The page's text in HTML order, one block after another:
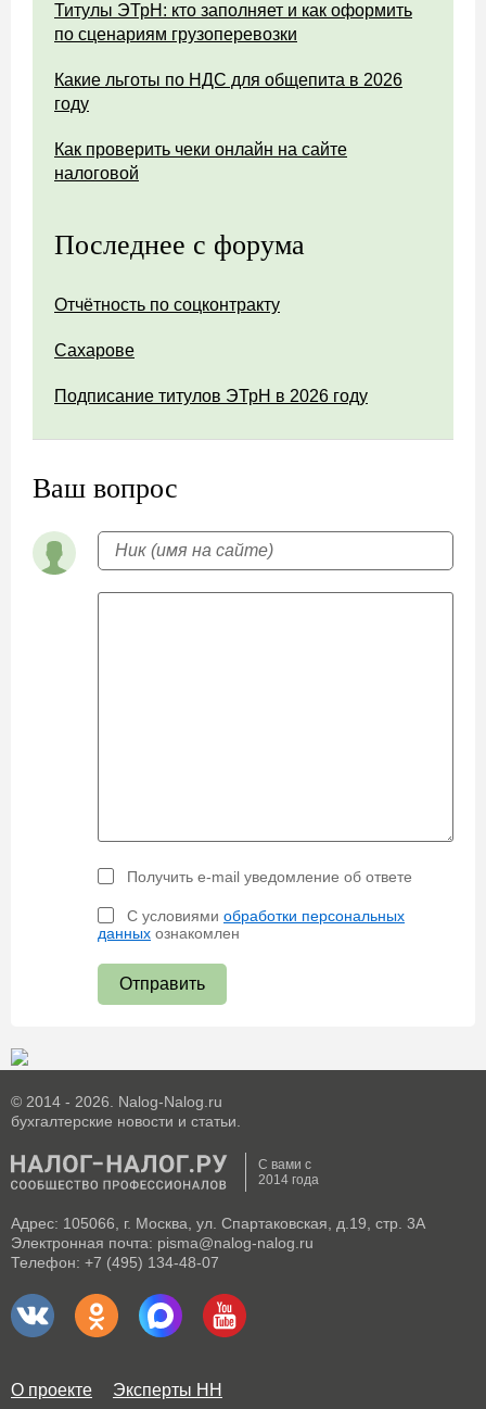
Титулы ЭТрН: кто заполняет и как оформить
по сценариям грузоперевозки
Какие льготы по НДС для общепита в 2026
году
Как проверить чеки онлайн на сайте
налоговой
Последнее с форума
Отчётность по соцконтракту
Сахарове
Подписание титулов ЭТрН в 2026 году
Ваш вопрос
Получить e-mail уведомление об ответе
С условиями обработки персональных
данных ознакомлен
Отправить
© 2014 - 2026. Nalog-Nalog.ru
бухгалтерские новости и статьи.
С вами с
2014 года
Адрес: 105066, г. Москва, ул. Спартаковская, д.19, стр. 3А
Электронная почта: pisma@nalog-nalog.ru
Телефон: +7 (495) 134-48-07
О проекте Эксперты НН